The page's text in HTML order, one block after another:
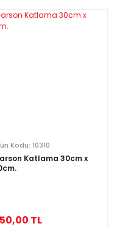
Kodu: 10310
Katlama 30cm x
TL